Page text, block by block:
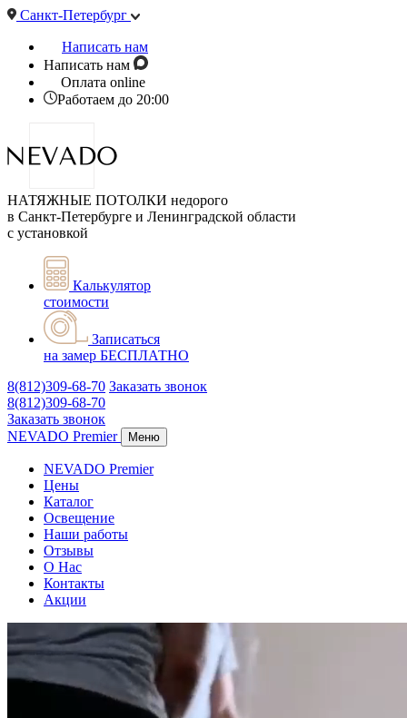
Санкт-Петербург
Написать нам
Написать нам
Оплата online
Работаем до 20:00
НАТЯЖНЫЕ ПОТОЛКИ недорого
в Санкт-Петербурге и Ленинградской области
с установкой
Калькулятор
стоимости
Записаться
на замер БЕСПЛАТНО
8(812)309-68-70 Заказать звонок
8(812)309-68-70
Заказать звонок
NEVADO Premier
Меню
NEVADO Premier
Цены
Каталог
Освещение
Наши работы
Отзывы
О Нас
Контакты
Акции